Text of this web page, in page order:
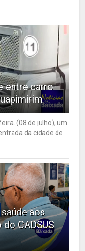
entre carro
(08 de julho), um
da cidade de
aos
CADSUS